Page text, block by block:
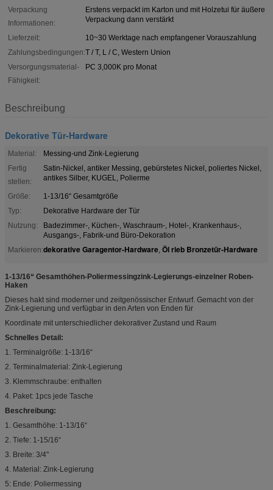
Verpackung
Informationen:
Erstens verpackt im Karton und mit Holzetui für äußere
Verpackung dann verstärkt
Lieferzeit:
10~30 Werktage nach empfangener Vorauszahlung
Zahlungsbedingungen:T / T, L / C, Western Union
Versorgungsmaterial-
Fähigkeit:
PC 3,000K pro Monat
Beschreibung
Dekorative Tür-Hardware
Material:
Messing-und Zink-Legierung
Fertig
stellen:
Satin-Nickel, antiker Messing, gebürstetes Nickel, poliertes Nickel,
antikes Silber, KUGEL, Polierme
Größe:
1-13/16“ Gesamtgröße
Typ:
Dekorative Hardware der Tür
Nutzung:
Badezimmer-, Küchen-, Waschraum-, Hotel-, Krankenhaus-,
Ausgangs-, Fabrik-und Büro-Dekoration
Markieren:dekorative Garagentor-Hardware, Öl rieb Bronzetür-Hardware
1-13/16“ Gesamthöhen-Poliermessingzink-Legierungs-einzelner Roben-
Haken
Dieses hakt sind moderner und zeitgenössischer Entwurf. Gemacht von der
Zink-Legierung und verfügbar in den Arten von Enden für
Koordinate mit unterschiedlicher dekorativer Zustand und Raum
Schnelles Detail:
1. Terminalgröße: 1-13/16“
2. Terminalmaterial: Zink-Legierung
3. Klemmschraube: enthalten
4. Paket: 1pcs jede Tasche
Beschreibung:
1. Gesamthöhe: 1-13/16“
2. Tiefe: 1-15/16“
3. Breite: 3/4"
4. Material: Zink-Legierung
5: Ende: Poliermessing